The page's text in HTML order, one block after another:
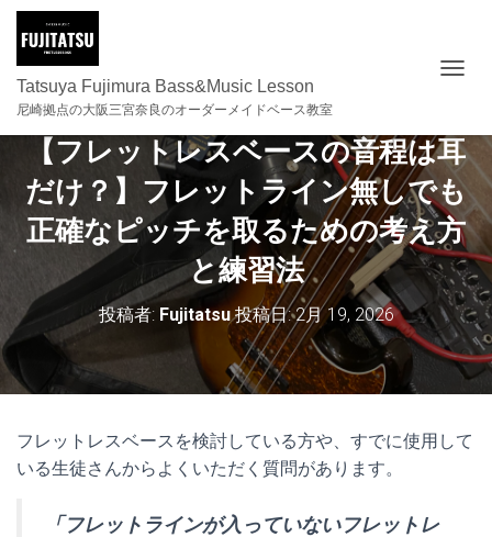
Tatsuya Fujimura Bass&Music Lesson
尼崎拠点の大阪三宮奈良のオーダーメイドベース教室
【フレットレスベースの音程は耳
だけ？】フレットライン無しでも
正確なピッチを取るための考え方
と練習法
投稿者: Fujitatsu投稿日:2月 19, 2026
フレットレスベースを検討している方や、すでに使用して
いる生徒さんからよくいただく質問があります。
「フレットラインが入っていないフレットレ